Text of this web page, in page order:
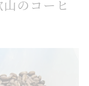
のコーヒ